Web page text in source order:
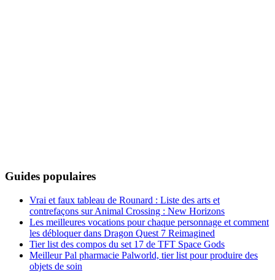
Guides populaires
Vrai et faux tableau de Rounard : Liste des arts et
contrefaçons sur Animal Crossing : New Horizons
Les meilleures vocations pour chaque personnage et comment
les débloquer dans Dragon Quest 7 Reimagined
Tier list des compos du set 17 de TFT Space Gods
Meilleur Pal pharmacie Palworld, tier list pour produire des
objets de soin